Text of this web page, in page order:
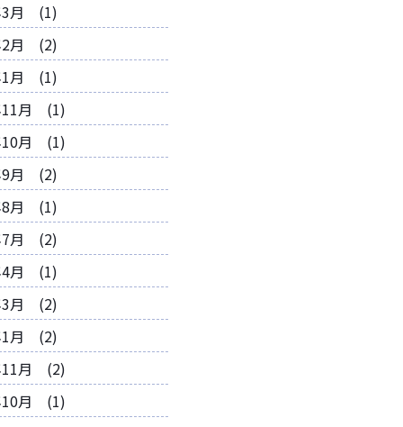
3月 (1)
2月 (2)
1月 (1)
11月 (1)
10月 (1)
9月 (2)
8月 (1)
7月 (2)
4月 (1)
3月 (2)
1月 (2)
11月 (2)
10月 (1)